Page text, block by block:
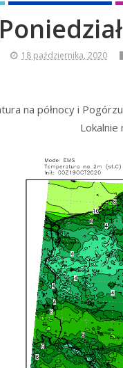
18 października, 2020
na północy i
Lokalnie